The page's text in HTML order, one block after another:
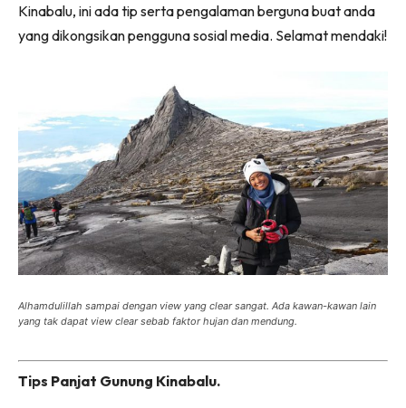
Kinabalu, ini ada tip serta pengalaman berguna buat anda
yang dikongsikan pengguna sosial media. Selamat mendaki!
Alhamdulillah sampai dengan view yang clear sangat. Ada kawan-kawan lain
yang tak dapat view clear sebab faktor hujan dan mendung.
Tips Panjat Gunung Kinabalu.